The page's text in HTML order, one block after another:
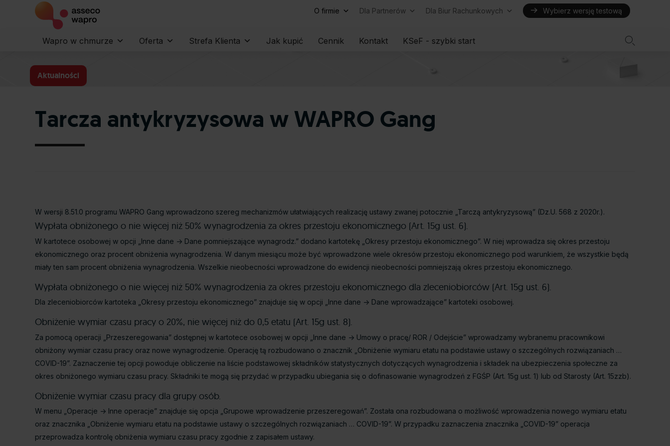
O firmie Dla Partnerów Dla Biur Rachunkowych Wybierz wersję testową
to
Wapro w chmurze Oferta Strefa Klienta Jak kupić Cennik Kontakt KSeF - szybki start 
Aktualności
Tarcza antykryzysowa w WAPRO Gang
W wersji 8.51.0 programu WAPRO Gang wprowadzono szereg mechanizmów ułatwiających realizację ustawy zwanej potocznie „Tarczą antykryzysową” (Dz.U. 568 z 2020r.).
Wypłata obniżonego o nie więcej niż 50% wynagrodzenia za okres przestoju ekonomicznego (Art. 15g ust. 6).
W kartotece osobowej w opcji „Inne dane -> Dane pomniejszające wynagrodz.” dodano kartotekę „Okresy przestoju ekonomicznego”. W niej wprowadza się okres przestoju
ekonomicznego oraz procent obniżenia wynagrodzenia. W danym miesiącu może być wprowadzone wiele okresów przestoju ekonomicznego pod warunkiem, że wszystkie będą
miały ten sam procent obniżenia wynagrodzenia. Wszelkie nieobecności wprowadzone do ewidencji nieobecności pomniejszają okres przestoju ekonomicznego.
Wypłata obniżonego o nie więcej niż 50% wynagrodzenia za okres przestoju ekonomicznego dla zleceniobiorców (Art. 15g ust. 6).
Dla zleceniobiorców kartoteka „Okresy przestoju ekonomicznego” znajduje się w opcji „Inne dane -> Dane wprowadzające” kartoteki osobowej.
Obniżenie wymiar czasu pracy o 20%, nie więcej niż do 0,5 etatu (Art. 15g ust. 8).
Za pomocą operacji „Przeszeregowania” dostępnej w kartotece osobowej w opcji „Inne dane -> Umowy o pracę/ ROR / Odejście” wprowadzamy wybranemu pracownikowi
obniżony wymiar czasu pracy oraz nowe wynagrodzenie. Operację tą rozbudowano o znacznik „Obniżenie wymiaru etatu na podstawie ustawy o szczególnych rozwiązaniach …
COVID-19”. Zaznaczenie tej opcji powoduje obliczenie na liście podstawowej składników statystycznych dotyczących wynagrodzenia i składek na ubezpieczenia społeczne za
okres obniżonego wymiaru czasu pracy. Składniki te mogą się przydać w przypadku ubiegania się o dofinasowanie wynagrodzeń z FGŚP (Art. 15g ust. 1) lub od Starosty (Art. 15zzb).
Obniżenie wymiar czasu pracy dla grupy osób.
W menu „Operacje -> Inne operacje” znajduje się opcja „Grupowe wprowadzenie przeszeregowań”. Została ona rozbudowana o możliwość wprowadzenia nowego wymiaru etatu
oraz znacznika „Obniżenie wymiaru etatu na podstawie ustawy o szczególnych rozwiązaniach … COVID-19”. W przypadku zaznaczenia znacznika „COVID-19” operacja
przeprowadza kontrolę obniżenia wymiaru czasu pracy zgodnie z zapisałem ustawy.